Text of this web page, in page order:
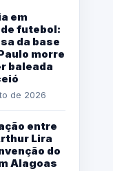
em
futebol:
da base
morre
baleada
de 2026
entre
Lira
do
Alagoas